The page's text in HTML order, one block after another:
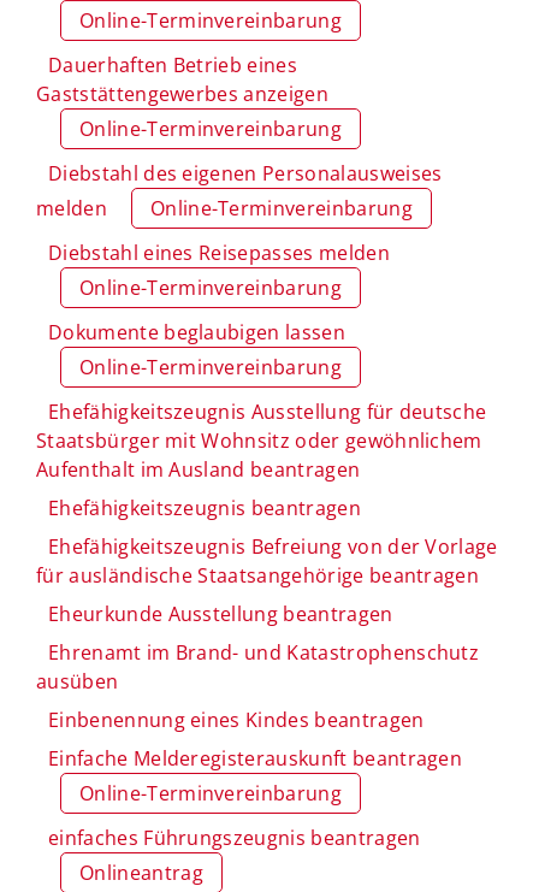
Online-Terminvereinbarung
Dauerhaften Betrieb eines
Gaststättengewerbes anzeigen
Online-Terminvereinbarung
Diebstahl des eigenen Personalausweises
melden
Online-Terminvereinbarung
Diebstahl eines Reisepasses melden
Online-Terminvereinbarung
Dokumente beglaubigen lassen
Online-Terminvereinbarung
Ehefähigkeitszeugnis Ausstellung für deutsche
Staatsbürger mit Wohnsitz oder gewöhnlichem
Aufenthalt im Ausland beantragen
Ehefähigkeitszeugnis beantragen
Ehefähigkeitszeugnis Befreiung von der Vorlage
für ausländische Staatsangehörige beantragen
Eheurkunde Ausstellung beantragen
Ehrenamt im Brand- und Katastrophenschutz
ausüben
Einbenennung eines Kindes beantragen
Einfache Melderegisterauskunft beantragen
Online-Terminvereinbarung
einfaches Führungszeugnis beantragen
Onlineantrag